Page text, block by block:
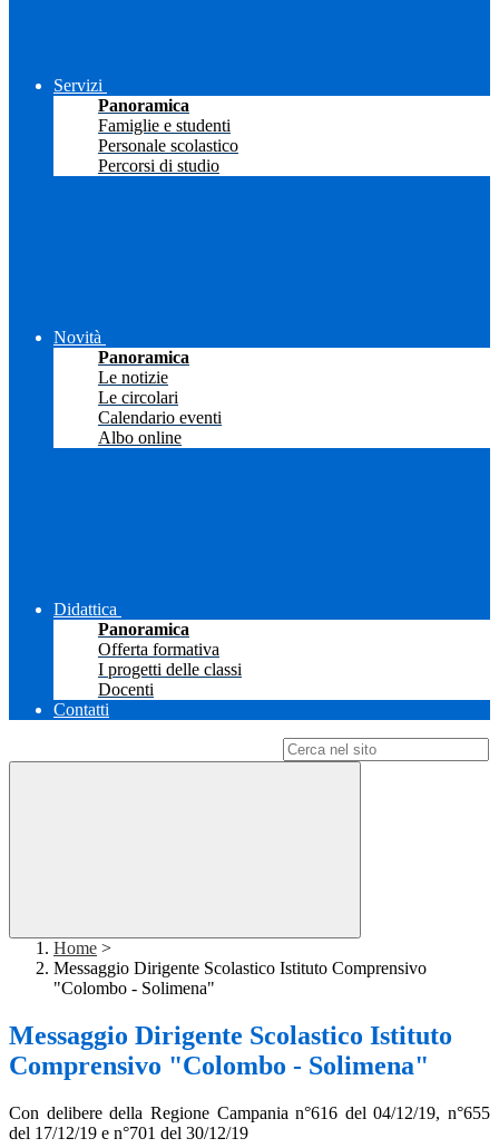
Servizi
Panoramica
Famiglie e studenti
Personale scolastico
Percorsi di studio
Novità
Panoramica
Le notizie
Le circolari
Calendario eventi
Albo online
Didattica
Panoramica
Offerta formativa
I progetti delle classi
Docenti
Contatti
Home >
Messaggio Dirigente Scolastico Istituto Comprensivo
"Colombo - Solimena"
Messaggio Dirigente Scolastico Istituto
Comprensivo "Colombo - Solimena"
Con delibere della Regione Campania n°616 del 04/12/19, n°655
del 17/12/19 e n°701 del 30/12/19